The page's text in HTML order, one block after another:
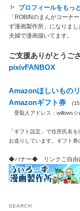
プロフィールをもっ
「ROBINのまんがコーナ
ず漫画製作所」になりまし
夫婦で漫画描いてます。
ご支援ありがとうご
pixivFANBOX
Amazonほしいもの
Amazonギフト券
受取人アドレス：
「ギフト設定」で住所氏名
お送りしています。ギフト券
◆バナー◆ リンクご自由
SEARCH